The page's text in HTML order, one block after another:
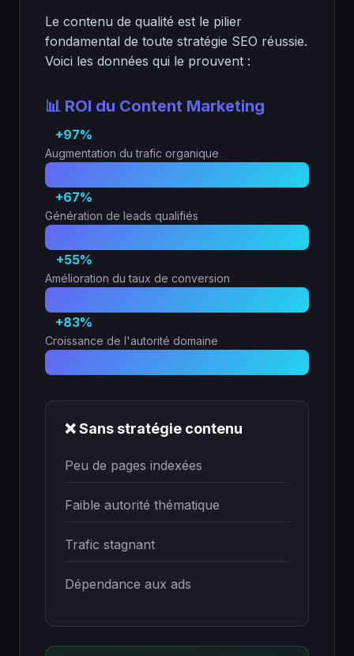
Le contenu de qualité est le pilier
fondamental de toute stratégie SEO réussie.
Voici les données qui le prouvent :
📊 ROI du Content Marketing
Augmentation du trafic organique
+97%
Génération de leads qualifiés
+67%
Amélioration du taux de conversion
+55%
Croissance de l'autorité domaine
+83%
❌ Sans stratégie contenu
Peu de pages indexées
Faible autorité thématique
Trafic stagnant
Dépendance aux ads